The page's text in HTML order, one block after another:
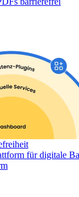
für digitale